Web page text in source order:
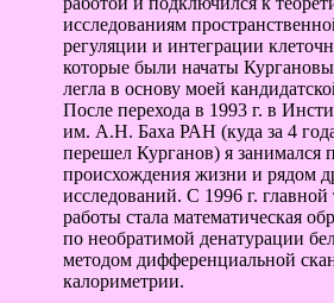
исследованиям
регуляции и интеграции
которые были начаты
легла в основу моей
После перехода в 1993 г. в
им. А.Н. Баха РАН (куда за 4
перешел Курганов) я занимался
происхождения жизни и рядом
исследований. С 1996 г.
работы стала математическая
по необратимой денатурации
методом дифференциальной
калориметрии.